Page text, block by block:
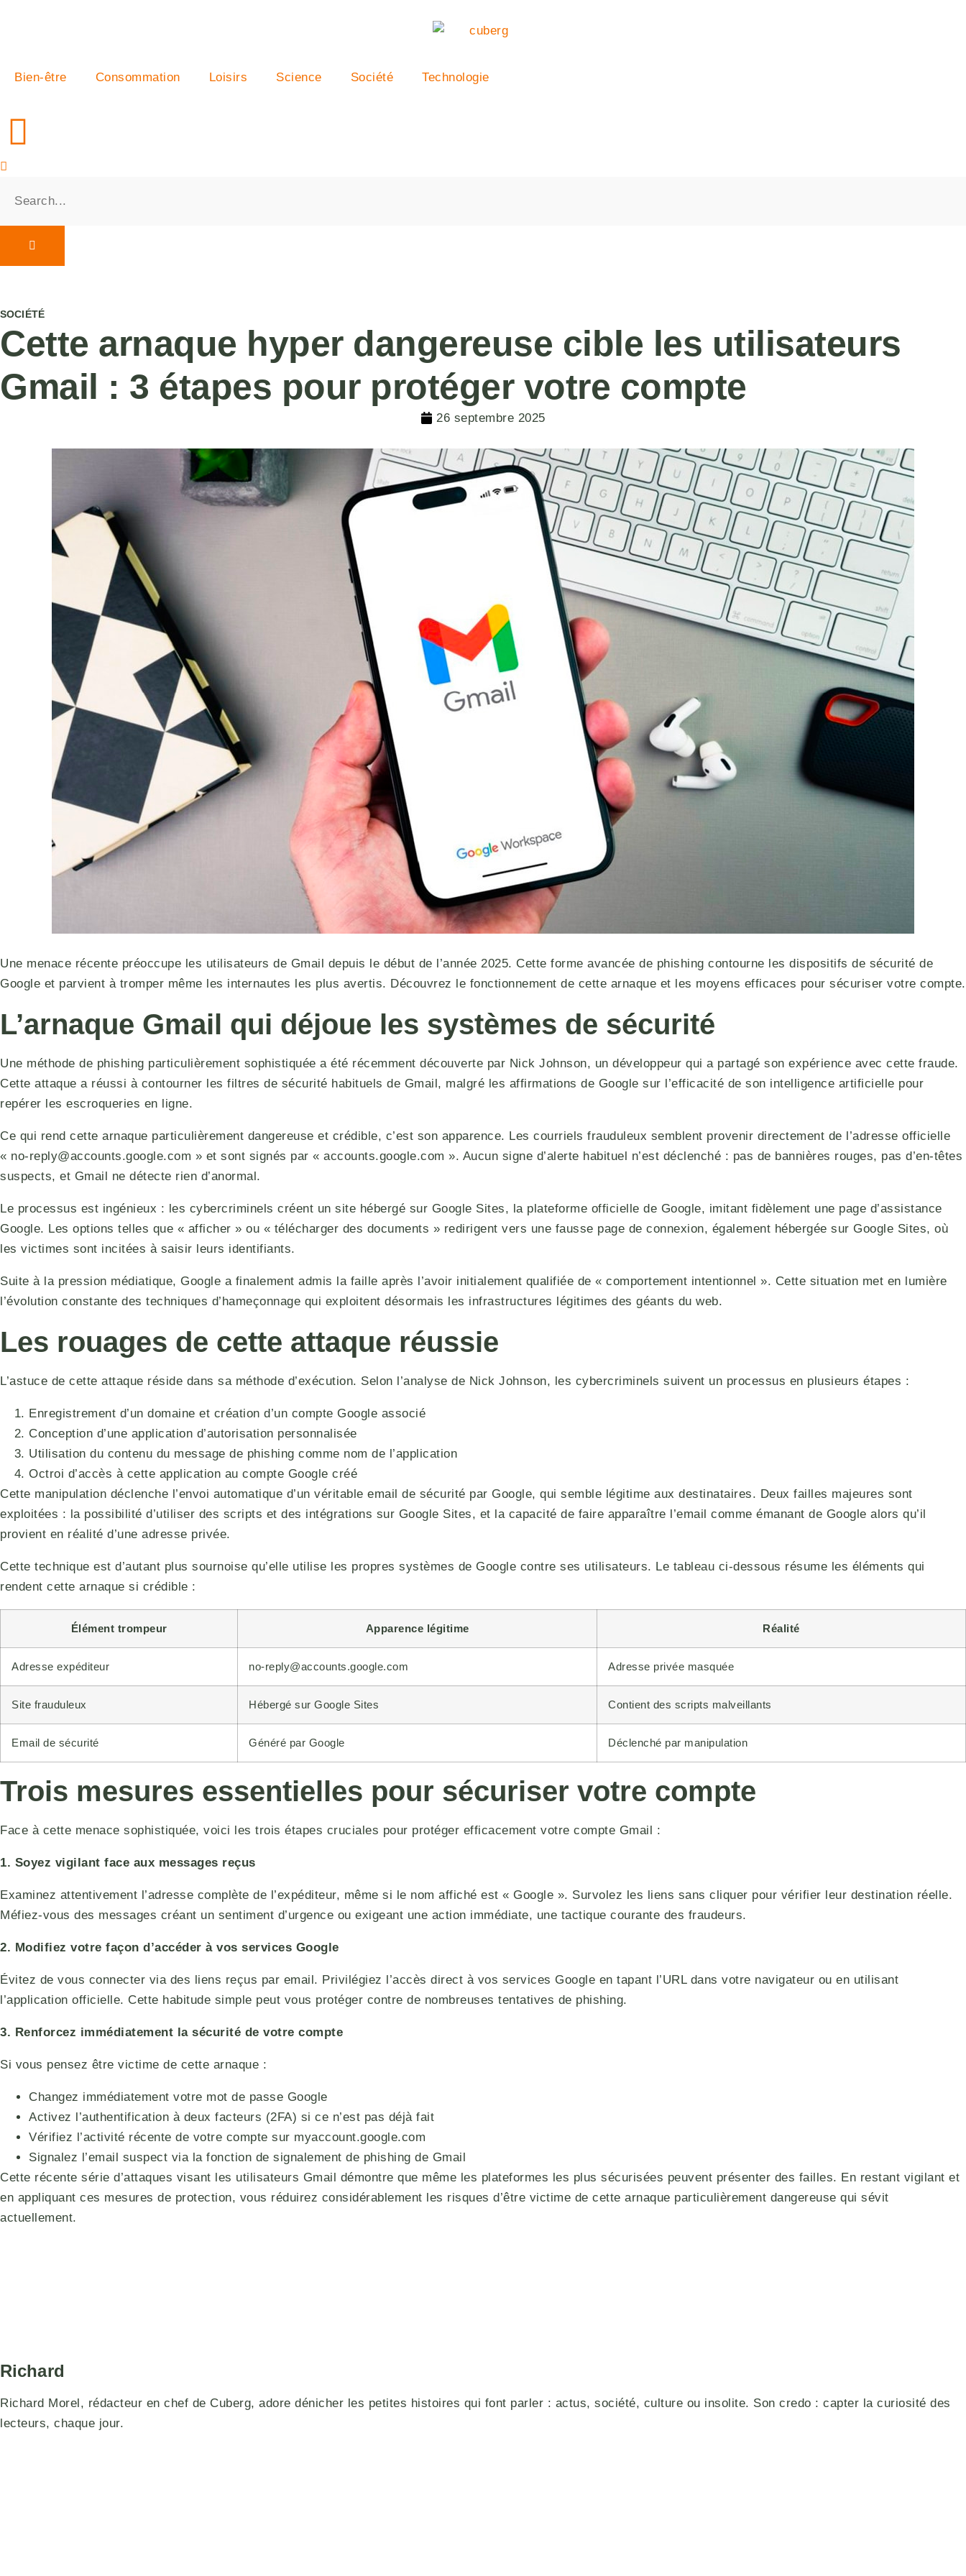
Bien-être Consommation Loisirs Science Société Technologie
SOCIÉTÉ
Cette arnaque hyper dangereuse cible les utilisateurs
Gmail : 3 étapes pour protéger votre compte
26 septembre 2025
Une menace récente préoccupe les utilisateurs de Gmail depuis le début de l’année 2025. Cette forme avancée de phishing contourne les dispositifs de sécurité de
Google et parvient à tromper même les internautes les plus avertis. Découvrez le fonctionnement de cette arnaque et les moyens efficaces pour sécuriser votre compte.
L’arnaque Gmail qui déjoue les systèmes de sécurité
Une méthode de phishing particulièrement sophistiquée a été récemment découverte par Nick Johnson, un développeur qui a partagé son expérience avec cette fraude.
Cette attaque a réussi à contourner les filtres de sécurité habituels de Gmail, malgré les affirmations de Google sur l’efficacité de son intelligence artificielle pour
repérer les escroqueries en ligne.
Ce qui rend cette arnaque particulièrement dangereuse et crédible, c’est son apparence. Les courriels frauduleux semblent provenir directement de l’adresse officielle
« no-reply@accounts.google.com » et sont signés par « accounts.google.com ». Aucun signe d’alerte habituel n’est déclenché : pas de bannières rouges, pas d’en-têtes
suspects, et Gmail ne détecte rien d’anormal.
Le processus est ingénieux : les cybercriminels créent un site hébergé sur Google Sites, la plateforme officielle de Google, imitant fidèlement une page d’assistance
Google. Les options telles que « afficher » ou « télécharger des documents » redirigent vers une fausse page de connexion, également hébergée sur Google Sites, où
les victimes sont incitées à saisir leurs identifiants.
Suite à la pression médiatique, Google a finalement admis la faille après l’avoir initialement qualifiée de « comportement intentionnel ». Cette situation met en lumière
l’évolution constante des techniques d’hameçonnage qui exploitent désormais les infrastructures légitimes des géants du web.
Les rouages de cette attaque réussie
L’astuce de cette attaque réside dans sa méthode d’exécution. Selon l’analyse de Nick Johnson, les cybercriminels suivent un processus en plusieurs étapes :
Enregistrement d’un domaine et création d’un compte Google associé
Conception d’une application d’autorisation personnalisée
Utilisation du contenu du message de phishing comme nom de l’application
Octroi d’accès à cette application au compte Google créé
Cette manipulation déclenche l’envoi automatique d’un véritable email de sécurité par Google, qui semble légitime aux destinataires. Deux failles majeures sont
exploitées : la possibilité d’utiliser des scripts et des intégrations sur Google Sites, et la capacité de faire apparaître l’email comme émanant de Google alors qu’il
provient en réalité d’une adresse privée.
Cette technique est d’autant plus sournoise qu’elle utilise les propres systèmes de Google contre ses utilisateurs. Le tableau ci-dessous résume les éléments qui
rendent cette arnaque si crédible :
Élément trompeur Apparence légitime Réalité
Adresse expéditeur no-reply@accounts.google.com Adresse privée masquée
Site frauduleux Hébergé sur Google Sites Contient des scripts malveillants
Email de sécurité Généré par Google Déclenché par manipulation
Trois mesures essentielles pour sécuriser votre compte
Face à cette menace sophistiquée, voici les trois étapes cruciales pour protéger efficacement votre compte Gmail :
1. Soyez vigilant face aux messages reçus
Examinez attentivement l’adresse complète de l’expéditeur, même si le nom affiché est « Google ». Survolez les liens sans cliquer pour vérifier leur destination réelle.
Méfiez-vous des messages créant un sentiment d’urgence ou exigeant une action immédiate, une tactique courante des fraudeurs.
2. Modifiez votre façon d’accéder à vos services Google
Évitez de vous connecter via des liens reçus par email. Privilégiez l’accès direct à vos services Google en tapant l’URL dans votre navigateur ou en utilisant
l’application officielle. Cette habitude simple peut vous protéger contre de nombreuses tentatives de phishing.
3. Renforcez immédiatement la sécurité de votre compte
Si vous pensez être victime de cette arnaque :
Changez immédiatement votre mot de passe Google
Activez l’authentification à deux facteurs (2FA) si ce n’est pas déjà fait
Vérifiez l’activité récente de votre compte sur myaccount.google.com
Signalez l’email suspect via la fonction de signalement de phishing de Gmail
Cette récente série d’attaques visant les utilisateurs Gmail démontre que même les plateformes les plus sécurisées peuvent présenter des failles. En restant vigilant et
en appliquant ces mesures de protection, vous réduirez considérablement les risques d’être victime de cette arnaque particulièrement dangereuse qui sévit
actuellement.
Richard
Richard Morel, rédacteur en chef de Cuberg, adore dénicher les petites histoires qui font parler : actus, société, culture ou insolite. Son credo : capter la curiosité des
lecteurs, chaque jour.